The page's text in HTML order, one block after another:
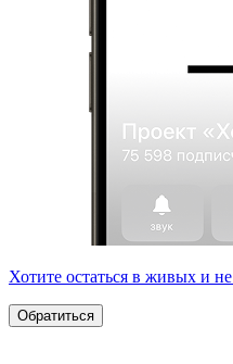
Хотите остаться в живых и
Обратиться